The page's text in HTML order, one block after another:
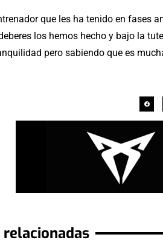
que les ha tenido en fases
los hemos hecho y bajo la
pero sabiendo que es